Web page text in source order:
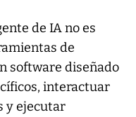
de IA no es
de
software diseñado
interactuar
y ejecutar